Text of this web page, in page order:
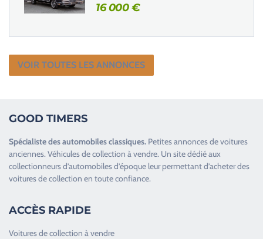
16 000€
VOIR TOUTES LES ANNONCES
GOOD TIMERS
Spécialiste desautomobiles classiques. Petites annonces devoitures
anciennes.Véhicules de collection à vendre. Un site dédié aux
collectionneurs d’automobiles d’époque leur permettant d’acheter des
voitures de collection en toute confiance.
ACCÈS RAPIDE
Voitures de collection à vendre